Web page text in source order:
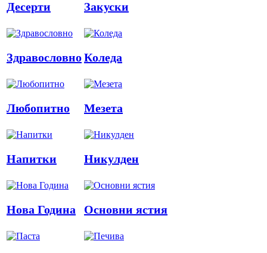
Десерти Закуски
ЗдравословноКоледа
Любопитно Мезета
Напитки Никулден
Нова Година Основни ястия